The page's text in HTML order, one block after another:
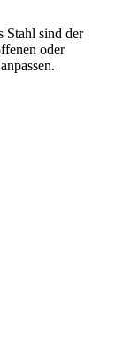
Stahl sind der
oder